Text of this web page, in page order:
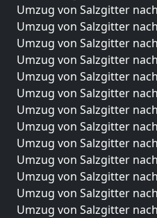
Umzug von Salzgitter
Umzug von Salzgitter
Umzug von Salzgitter
Umzug von Salzgitter
Umzug von Salzgitter
Umzug von Salzgitter
Umzug von Salzgitter
Umzug von Salzgitter
Umzug von Salzgitter
Umzug von Salzgitter
Umzug von Salzgitter
Umzug von Salzgitter
Umzug von Salzgitter